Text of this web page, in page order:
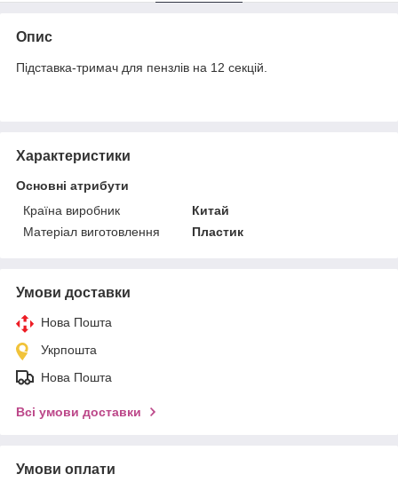
Опис
Підставка-тримач для пензлів на 12 секцій.
Характеристики
Основні атрибути
Країна виробник
Китай
Матеріал виготовлення
Пластик
Умови доставки
Нова Пошта
Укрпошта
Нова Пошта
Всі умови доставки
Умови оплати